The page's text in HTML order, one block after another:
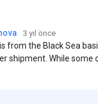
3 yıl önce
from the Black Sea
shipment. While